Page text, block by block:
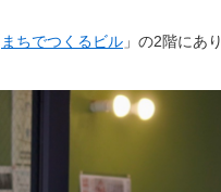
まちでつくるビル 」の2階にあり